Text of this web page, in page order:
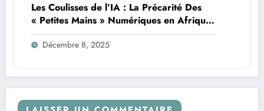
Les Coulisses de l’IA : La Précarité Des
« Petites Mains » Numériques en Afrique
à l’Ère de l’Intelligence Artificielle
Décembre 8, 2025